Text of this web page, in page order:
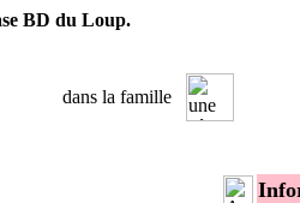
BD du Loup.
dans la famille